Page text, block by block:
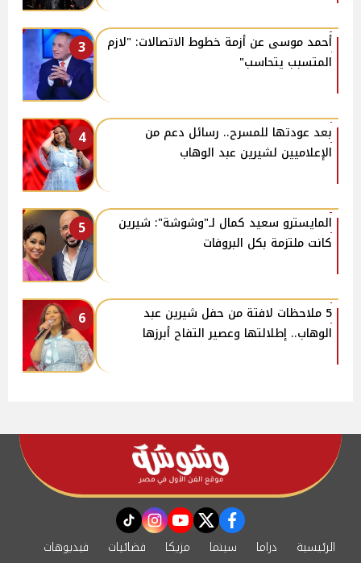
3
أحمد موسى عن أزمة خطوط الاتصالات: "لازم
المتسبب يتحاسب"
4
بعد عودتها للمسرح.. رسائل دعم من
الإعلاميين لشيرين عبد الوهاب
5
المايسترو سعيد كمال لـ"وشوشة": شيرين
كانت ملتزمة بكل البروفات
6
5 ملاحظات لافتة من حفل شيرين عبد
الوهاب.. إطلالتها وعصير التفاح أبرزها
facebook
twitter
youtube
instagram
tiktok
الرئيسية دراما سينما مزيكا فضائيات فيديوهات